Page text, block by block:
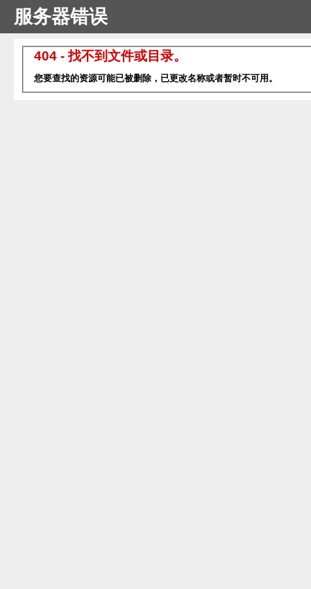
服务器错误
404 - 找不到文件或目录。
您要查找的资源可能已被删除，已更改名称或者暂时不可用。